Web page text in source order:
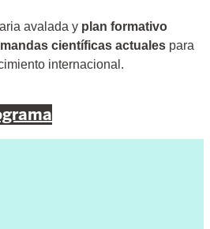
avalada y plan formativo
científicas actuales para
internacional.